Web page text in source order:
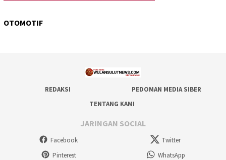
OTOMOTIF
REDAKSI
PEDOMAN MEDIA SIBER
TENTANG KAMI
JARINGAN SOCIAL
Facebook
Twitter
Pinterest
WhatsApp